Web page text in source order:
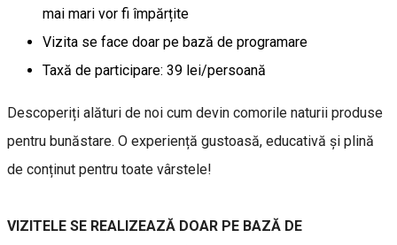
mai mari vor fi împărțite
Vizita se face doar pe bază de programare
Taxă de participare: 39 lei/persoană
Descoperiți alături de noi cum devin comorile naturii produse
pentru bunăstare. O experiență gustoasă, educativă și plină
de conținut pentru toate vârstele!
VIZITELE SE REALIZEAZĂ DOAR PE BAZĂ DE